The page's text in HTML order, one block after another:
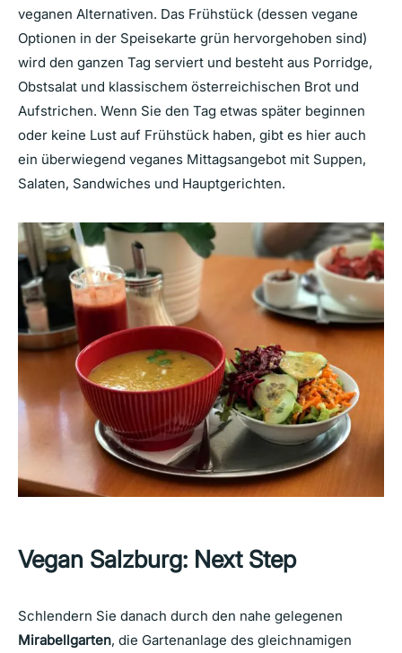
veganen Alternativen. Das Frühstück (dessen vegane
Optionen in der Speisekarte grün hervorgehoben sind)
wird den ganzen Tag serviert und besteht aus Porridge,
Obstsalat und klassischem österreichischen Brot und
Aufstrichen. Wenn Sie den Tag etwas später beginnen
oder keine Lust auf Frühstück haben, gibt es hier auch
ein überwiegend veganes Mittagsangebot mit Suppen,
Salaten, Sandwiches und Hauptgerichten.
Vegan Salzburg: Next Step
Schlendern Sie danach durch den nahe gelegenen
Mirabellgarten, die Gartenanlage des gleichnamigen